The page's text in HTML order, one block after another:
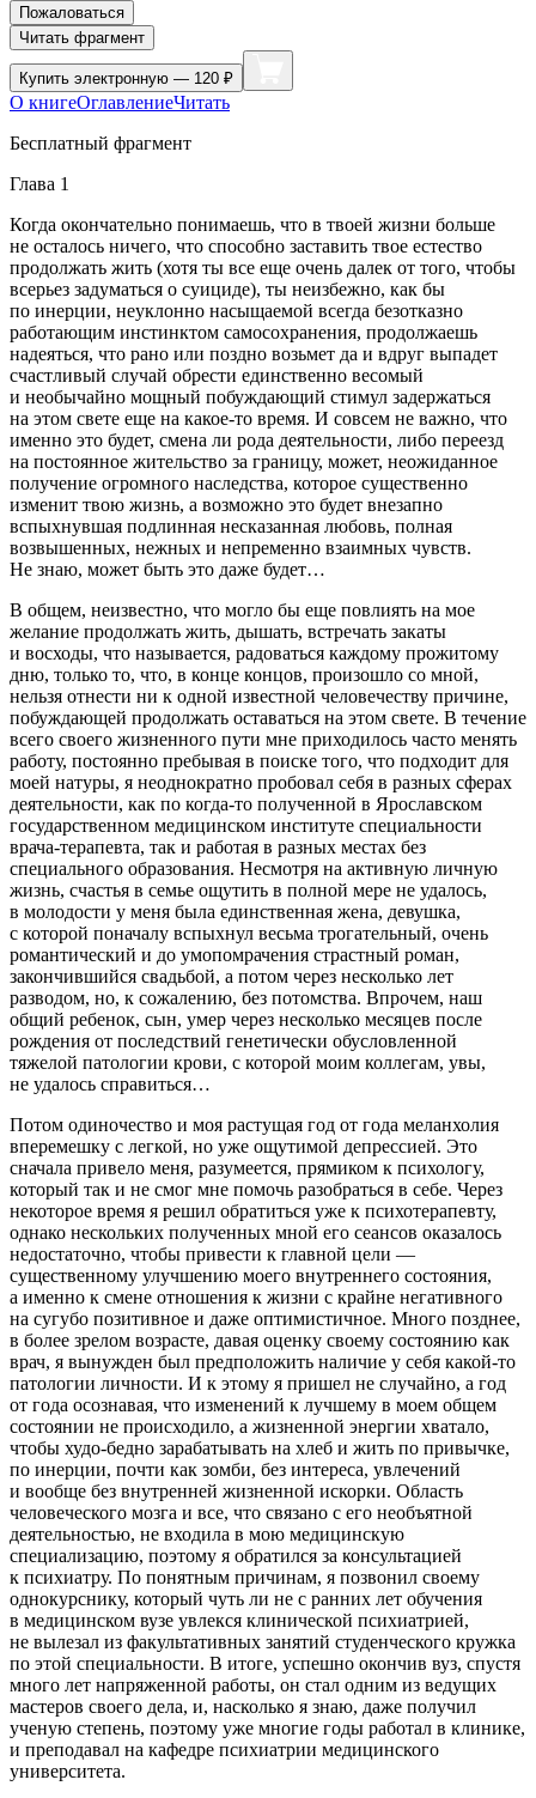
Пожаловаться
Читать фрагмент
Купить электронную — 120 ₽
О книгеОглавлениеЧитать
Бесплатный фрагмент
Глава 1
Когда окончательно понимаешь, что в твоей жизни больше
не осталось ничего, что способно заставить твое естество
продолжать жить (хотя ты все еще очень далек от того, чтобы
всерьез задуматься о суициде), ты неизбежно, как бы
по инерции, неуклонно насыщаемой всегда безотказно
работающим инстинктом самосохранения, продолжаешь
надеяться, что рано или поздно возьмет да и вдруг выпадет
счастливый случай обрести единственно весомый
и необычайно мощный побуждающий стимул задержаться
на этом свете еще на какое-то время. И совсем не важно, что
именно это будет, смена ли рода деятельности, либо переезд
на постоянное жительство за границу, может, неожиданное
получение огромного наследства, которое существенно
изменит твою жизнь, а возможно это будет внезапно
вспыхнувшая подлинная несказанная любовь, полная
возвышенных, нежных и непременно взаимных чувств.
Не знаю, может быть это даже будет…
В общем, неизвестно, что могло бы еще повлиять на мое
желание продолжать жить, дышать, встречать закаты
и восходы, что называется, радоваться каждому прожитому
дню, только то, что, в конце концов, произошло со мной,
нельзя отнести ни к одной известной человечеству причине,
побуждающей продолжать оставаться на этом свете. В течение
всего своего жизненного пути мне приходилось часто менять
работу, постоянно пребывая в поиске того, что подходит для
моей натуры, я неоднократно пробовал себя в разных сферах
деятельности, как по когда-то полученной в Ярославском
государственном медицинском институте специальности
врача-терапевта, так и работая в разных местах без
специального образования. Несмотря на активную личную
жизнь, счастья в семье ощутить в полной мере не удалось,
в молодости у меня была единственная жена, девушка,
с которой поначалу вспыхнул весьма трогательный, очень
романтический и до умопомрачения страстный роман,
закончившийся свадьбой, а потом через несколько лет
разводом, но, к сожалению, без потомства. Впрочем, наш
общий ребенок, сын, умер через несколько месяцев после
рождения от последствий генетически обусловленной
тяжелой патологии крови, с которой моим коллегам, увы,
не удалось справиться…
Потом одиночество и моя растущая год от года меланхолия
вперемешку с легкой, но уже ощутимой депрессией. Это
сначала привело меня, разумеется, прямиком к психологу,
который так и не смог мне помочь разобраться в себе. Через
некоторое время я решил обратиться уже к психотерапевту,
однако нескольких полученных мной его сеансов оказалось
недостаточно, чтобы привести к главной цели —
существенному улучшению моего внутреннего состояния,
а именно к смене отношения к жизни с крайне негативного
на сугубо позитивное и даже оптимистичное. Много позднее,
в более зрелом возрасте, давая оценку своему состоянию как
врач, я вынужден был предположить наличие у себя какой-то
патологии личности. И к этому я пришел не случайно, а год
от года осознавая, что изменений к лучшему в моем общем
состоянии не происходило, а жизненной энергии хватало,
чтобы худо-бедно зарабатывать на хлеб и жить по привычке,
по инерции, почти как зомби, без интереса, увлечений
и вообще без внутренней жизненной искорки. Область
человеческого мозга и все, что связано с его необъятной
деятельностью, не входила в мою медицинскую
специализацию, поэтому я обратился за консультацией
к психиатру. По понятным причинам, я позвонил своему
однокурснику, который чуть ли не с ранних лет обучения
в медицинском вузе увлекся клинической психиатрией,
не вылезал из факультативных занятий студенческого кружка
по этой специальности. В итоге, успешно окончив вуз, спустя
много лет напряженной работы, он стал одним из ведущих
мастеров своего дела, и, насколько я знаю, даже получил
ученую степень, поэтому уже многие годы работал в клинике,
и преподавал на кафедре психиатрии медицинского
университета.